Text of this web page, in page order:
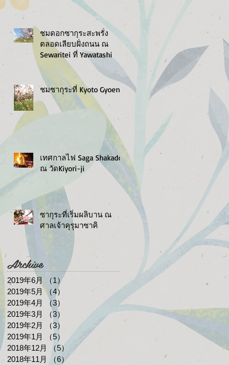
ชมดอกซากุระสะพรั่ง
ตลอดเลียบฝั่งถนน ณ
Sewaritei ที่ Yawatashi
ชมซากุระที่ Kyoto Gyoen
เทศกาลไฟ Saga Shakado
ณ วัดKiyori-ji
ซากุระที่เริ่มผลิบาน ณ
ศาลเจ้าคุรุมาซาคิ
Archive
2019年6月 （1）
2019年5月 （4）
4件の記事
2019年4月
（3）
2019年3月
（3）
3件の記事
2019年2月
（3）
3件の記事
2019年1月
（5）
5件の記事
2018年12月
（5）
5件の記事
2018年11月 （6）6件の記事